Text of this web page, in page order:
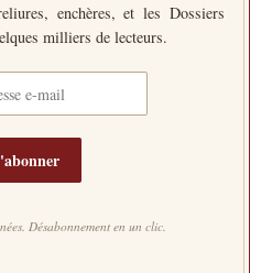
enchères, et les Dossiers
milliers de lecteurs.
Désabonnement en un clic.